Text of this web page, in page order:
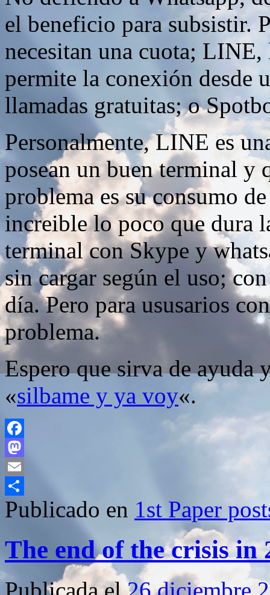
el beneficio para subsistir.
necesitan una cuota;
permite la conexión desde
llamadas gratuitas; o
Personalmente, LINE es
posean un buen terminal y
problema es su consumo
increible lo poco que dura
terminal con Skype y
sin cargar según el uso;
día. Pero para ususarios
problema.
Espero que sirva de ayuda
«silbame y ya voy«.
Facebook
Mastodon
Email
Compartir
Publicado en 1st Paper
The end of the crisis in
Publicada el 26 diciembre